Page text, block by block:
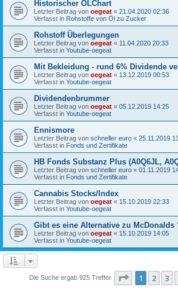
Historischer ÖLChart
Letzter Beitrag von oegeat « 21.04.2020 02:36
Verfasst in Rohstoffe von Öl zu Zucker
Rohstoff Überlegungen
Letzter Beitrag von oegeat « 11.04.2020 20:33
Verfasst in Youtube-oegeat
Mit Bekleidung - rund 6% Dividende
Letzter Beitrag von oegeat « 13.12.2019 00:53
Verfasst in Youtube-oegeat
Dividendenbrummer
Letzter Beitrag von oegeat « 05.12.2019 14:25
Verfasst in Youtube-oegeat
Ennismore
Letzter Beitrag von schneller euro « 25.11.2019
Verfasst in Fonds und Zertifikate
HB Fonds Substanz Plus (A0Q6JL,
Letzter Beitrag von schneller euro « 01.11.2019
Verfasst in Fonds und Zertifikate
Cannabis Stocks/Index
Letzter Beitrag von oegeat « 15.10.2019 22:33
Verfasst in Youtube-oegeat
Gibt es eine Alternative zu McDonalds
Letzter Beitrag von oegeat « 15.10.2019 14:05
Verfasst in Youtube-oegeat
Die Suche ergab 925 Treffer Seite 1von
1 2 3